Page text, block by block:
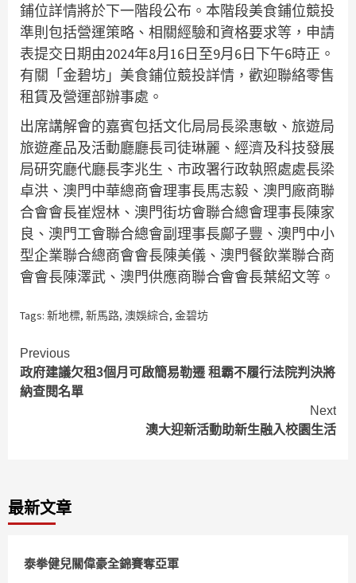
鋪位詳情將於下一階段公布。本階段美食鋪位競投
準則包括營運策略、相關經驗和資格要求等，申請
表提交日期由2024年8月16日至9月6日下午6時正。
有關「金碧坊」美食鋪位競投詳情，歡迎聯絡零售
租賃及營運部辦事處。
出席講解會的嘉賓包括文化局局長梁惠敏、旅遊局
旅遊產品及活動廳廳長司徒琳麗、經濟及科技發展
局研究廳代廳長李兆生、市政署行政執照處處長梁
卓洪、澳門中華總商會理事長馬志毅、澳門廠商聯
合會會長崔煜林、澳門街坊會聯合總會理事長陳家
良、澳門工會聯合總會副理事長鄺子豐、澳門中小
型企業聯合總商會會長陳美儀、澳門餐飲業聯合商
會會長陳澤武、澳門供應商聯合會會長葉紹文等。
Tags: 新地標, 新馬路, 澳娛綜合, 金碧坊
Continue
Reading
Previous
政府建議欠租3個月可啟簡易勒遷 租霸不履行法院判決將
納查閱名單
Next
澳大迎新活動助新生融入校園生活
最新文章
泰拳健兒關偉豪全錦賽奪亞軍